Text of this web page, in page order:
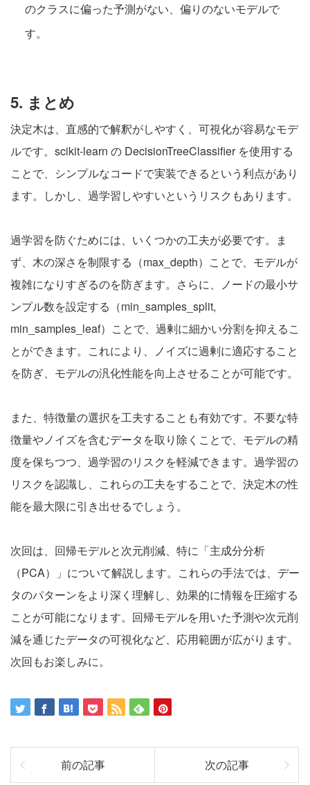
のクラスに偏った予測がない、偏りのないモデルで
す。
5. まとめ
決定木は、直感的で解釈がしやすく、可視化が容易なモデ
ルです。scikit-learn の DecisionTreeClassifier を使用する
ことで、シンプルなコードで実装できるという利点があり
ます。しかし、過学習しやすいというリスクもあります。
過学習を防ぐためには、いくつかの工夫が必要です。ま
ず、木の深さを制限する（max_depth）ことで、モデルが
複雑になりすぎるのを防ぎます。さらに、ノードの最小サ
ンプル数を設定する（min_samples_split,
min_samples_leaf）ことで、過剰に細かい分割を抑えるこ
とができます。これにより、ノイズに過剰に適応すること
を防ぎ、モデルの汎化性能を向上させることが可能です。
また、特徴量の選択を工夫することも有効です。不要な特
徴量やノイズを含むデータを取り除くことで、モデルの精
度を保ちつつ、過学習のリスクを軽減できます。過学習の
リスクを認識し、これらの工夫をすることで、決定木の性
能を最大限に引き出せるでしょう。
次回は、回帰モデルと次元削減、特に「主成分分析
（PCA）」について解説します。これらの手法では、デー
タのパターンをより深く理解し、効果的に情報を圧縮する
ことが可能になります。回帰モデルを用いた予測や次元削
減を通じたデータの可視化など、応用範囲が広がります。
次回もお楽しみに。
前の記事 次の記事